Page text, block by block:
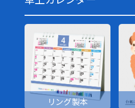
リング製本